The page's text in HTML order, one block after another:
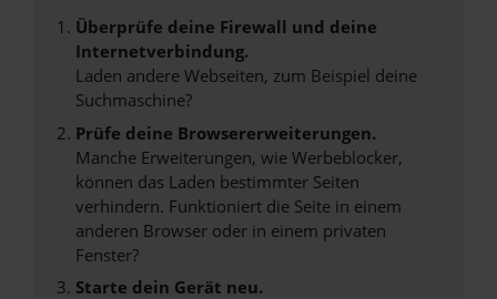
Überprüfe deine Firewall und deine
Internetverbindung.
Laden andere Webseiten, zum Beispiel deine
Suchmaschine?
Prüfe deine Browsererweiterungen.
Manche Erweiterungen, wie Werbeblocker,
können das Laden bestimmter Seiten
verhindern. Funktioniert die Seite in einem
anderen Browser oder in einem privaten
Fenster?
Starte dein Gerät neu.